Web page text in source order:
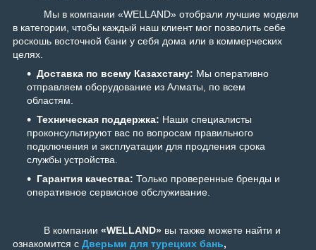
Мы в компании «WELLAND» отобрали лучшие модели
в категории, чтобы каждый наш клиент мог позволить себе
роскошь восточной бани у себя дома или в коммерческих
целях.
Доставка по всему Казахстану: Мы оперативно
отправляем оборудование из Алматы, по всем
областям.
Техническая поддержка: Наши специалисты
проконсультируют вас по вопросам правильного
подключения и эксплуатации для продления срока
службы устройства.
Гарантия качества: Только проверенные бренды и
оперативное сервисное обслуживание.
В компании «WELLAND» вы также можете найти и
ознакомится с Дверьми для турецких бань,